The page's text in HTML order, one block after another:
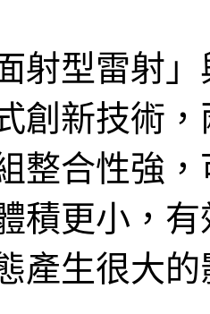
射型雷射
創新技術
整合性強
積更小，
產生很大